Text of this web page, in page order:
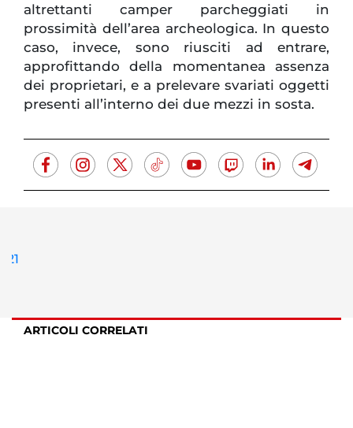
altrettanti camper parcheggiati in
prossimità dell’area archeologica. In questo
caso, invece, sono riusciti ad entrare,
approfittando della momentanea assenza
dei proprietari, e a prelevare svariati oggetti
presenti all’interno dei due mezzi in sosta.
ARTICOLI CORRELATI